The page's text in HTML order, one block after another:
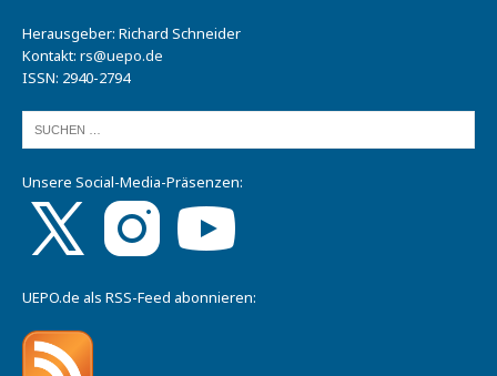
Herausgeber: Richard Schneider
Kontakt: rs@uepo.de
ISSN: 2940-2794
Unsere Social-Media-Präsenzen:
UEPO.de als RSS-Feed abonnieren: